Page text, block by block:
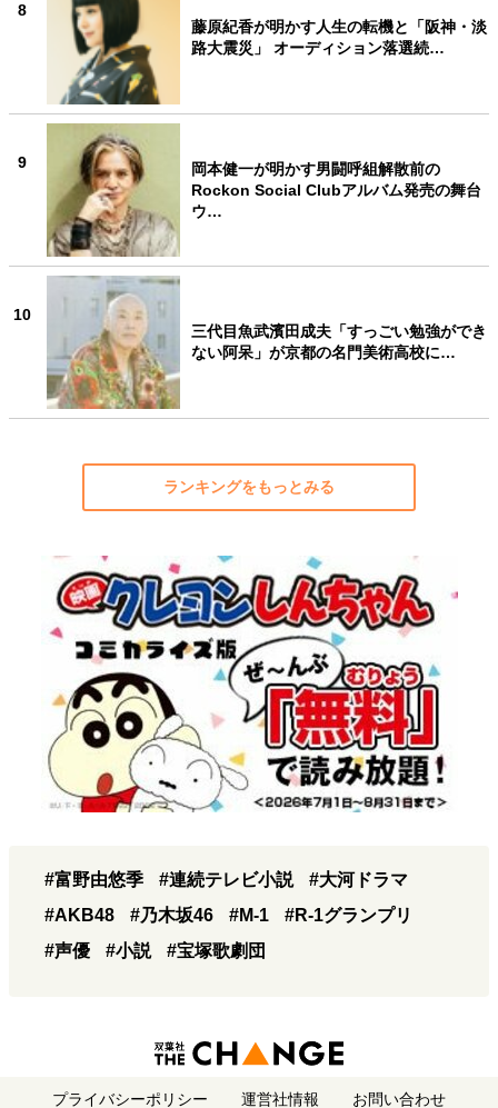
8
藤原紀香が明かす人生の転機と「阪神・淡
路大震災」 オーディション落選続…
9
岡本健一が明かす男闘呼組解散前の
Rockon Social Clubアルバム発売の舞台
ウ…
10
三代目魚武濱田成夫「すっごい勉強ができ
ない阿呆」が京都の名門美術高校に…
ランキングをもっとみる
#富野由悠季 #連続テレビ小説
#大河ドラマ
#AKB48
#乃木坂46 #M-1
#R-1グランプリ
#声優
#小説 #宝塚歌劇団
プライバシーポリシー 運営社情報 お問い合わせ